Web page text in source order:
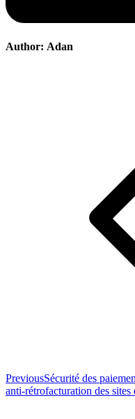
Author: Adan
PreviousPrevious
post:
Sécurité des
anti‑rétrofacturation des sites